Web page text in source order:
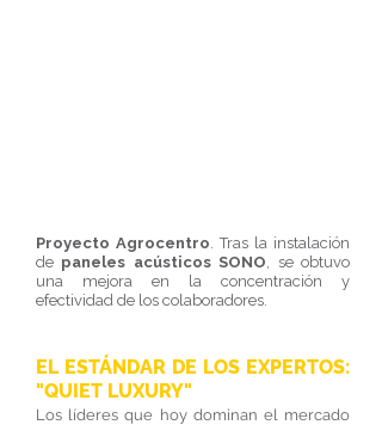
Proyecto Agrocentro . Tras la instalación
de paneles acústicos SONO , se obtuvo
una mejora en la concentración y
efectividad de los colaboradores.
EL ESTÁNDAR DE LOS EXPERTOS:
"QUIET LUXURY"
Los líderes que hoy dominan el mercado